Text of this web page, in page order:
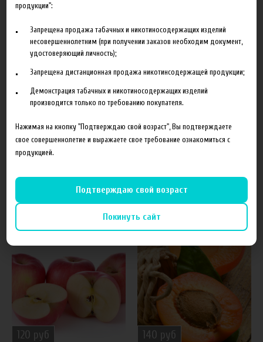
Характеристики Отзывы
Производитель
The Perfumer's Apprentice
Гарантия
б/г
Похожие товары
120 руб 140 руб
продукции":
Запрещена продажа табачных и никотиносодержащих изделий
несовершеннолетним (при получении заказов необходим документ,
удостоверяющий личность);
Запрещена дистанционная продажа никотинсодержащей продукции;
Демонстрация табачных и никотиносодержащих изделий
производится только по требованию покупателя.
Нажимая на кнопку "Подтверждаю свой возраст", Вы подтверждаете
свое совершеннолетие и выражаете свое требование ознакомиться с
продукцией.
Подтверждаю свой возраст
Покинуть сайт